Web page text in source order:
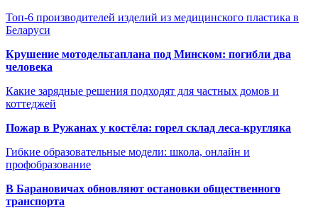
Топ-6 производителей изделий из медицинского пластика в
Беларуси
Крушение мотодельтаплана под Минском: погибли два
человека
Какие зарядные решения подходят для частных домов и
коттеджей
Пожар в Ружанах у костёла: горел склад леса-кругляка
Гибкие образовательные модели: школа, онлайн и
профобразование
В Барановичах обновляют остановки общественного
транспорта